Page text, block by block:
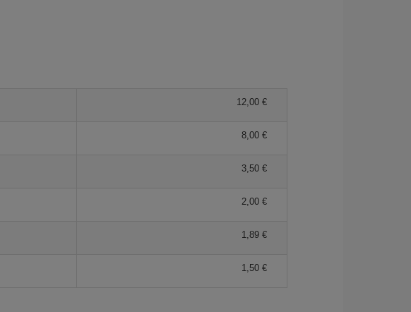
12,00 €
8,00 €
3,50 €
2,00 €
1,89 €
1,50 €